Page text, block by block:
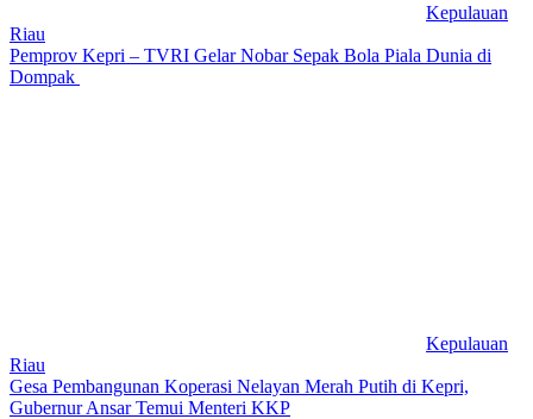
Kepulauan
Riau
Pemprov Kepri – TVRI Gelar Nobar Sepak Bola Piala Dunia di
Dompak
Kepulauan
Riau
Gesa Pembangunan Koperasi Nelayan Merah Putih di Kepri,
Gubernur Ansar Temui Menteri KKP